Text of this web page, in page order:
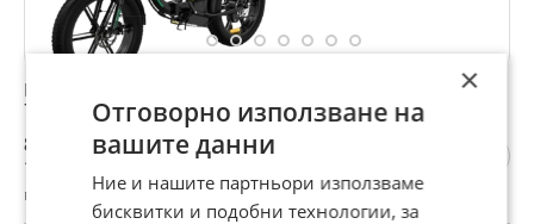
Електрически велосипед/колело KOOLUX BK6S 4.0
750W 13AH
899 €
1 758,29 лв
гр. Разград, днес, 13:47
×
Отговорно използване на
вашите данни
Ние и нашите партньори използваме
бисквитки и подобни технологии, за